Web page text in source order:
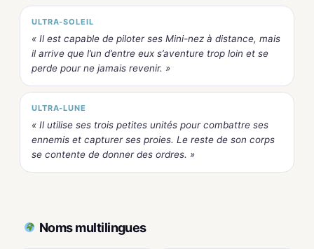
ULTRA-SOLEIL
« Il est capable de piloter ses Mini-nez à distance, mais
il arrive que l’un d’entre eux s’aventure trop loin et se
perde pour ne jamais revenir. »
ULTRA-LUNE
« Il utilise ses trois petites unités pour combattre ses
ennemis et capturer ses proies. Le reste de son corps
se contente de donner des ordres. »
Noms multilingues